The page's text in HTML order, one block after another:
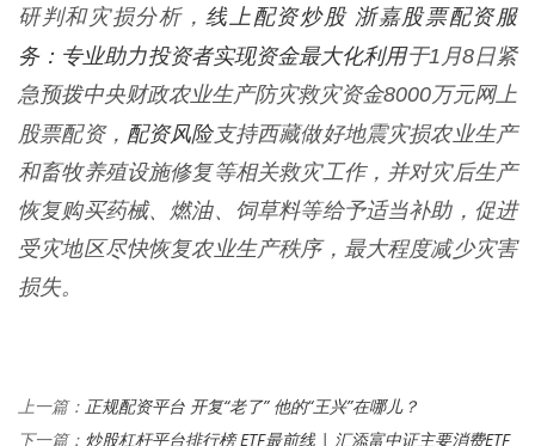
研判和灾损分析，线上配资炒股 浙嘉股票配资服
务：专业助力投资者实现资金最大化利用于1月8日紧
急预拨中央财政农业生产防灾救灾资金8000万元网上
股票配资， 配资风险支持西藏做好地震灾损农业生产
和畜牧养殖设施修复等相关救灾工作，并对灾后生产
恢复购买药械、燃油、饲草料等给予适当补助，促进
受灾地区尽快恢复农业生产秩序，最大程度减少灾害
损失。
上一篇： 正规配资平台 开复“老了” 他的“王兴”在哪儿？
下一篇： 炒股杠杆平台排行榜 ETF最前线 | 汇添富中证主要消费ETF